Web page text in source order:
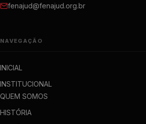
fenajud@fenajud.org.br
NAVEGAÇÃO
INICIAL
INSTITUCIONAL
QUEM SOMOS
HISTÓRIA